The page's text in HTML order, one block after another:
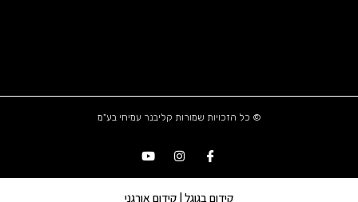
© כל הזכויות שמורות קליבנר עמיחי בע"מ
קידום בגוגל | קידום אורגני